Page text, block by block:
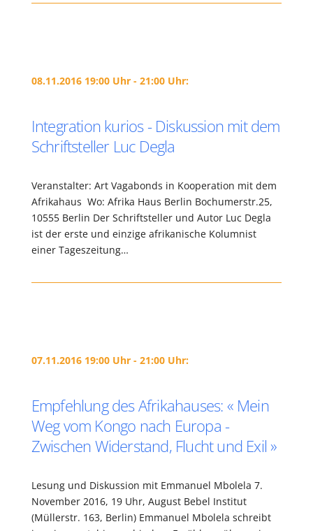
08.11.2016 19:00 Uhr - 21:00 Uhr:
Integration kurios - Diskussion mit dem
Schriftsteller Luc Degla
Veranstalter: Art Vagabonds in Kooperation mit dem
Afrikahaus Wo: Afrika Haus Berlin Bochumerstr.25,
10555 Berlin Der Schriftsteller und Autor Luc Degla
ist der erste und einzige afrikanische Kolumnist
einer Tageszeitung…
07.11.2016 19:00 Uhr - 21:00 Uhr:
Empfehlung des Afrikahauses: « Mein
Weg vom Kongo nach Europa -
Zwischen Widerstand, Flucht und Exil »
Lesung und Diskussion mit Emmanuel Mbolela 7.
November 2016, 19 Uhr, August Bebel Institut
(Müllerstr. 163, Berlin) Emmanuel Mbolela schreibt